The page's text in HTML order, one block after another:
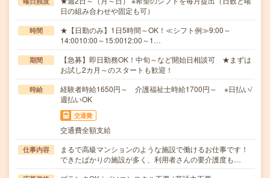
日の組み合わせや固定も可）
時間
★【日勤のみ】1日5時間～OK！≪シフト例≫9:00～
14:0010:00～15:0012:00～1…
期間
【急募】即日勤務OK！中旬～など開始日相談可 ★まずは
お試し2カ月～のスタートも歓迎！
時給
経験者時給1650円～ 介護福祉士時給1700円～ ※日払い/
週払いOK
交通費
交通費全額支給
仕事内容
まるで高級マンションのような施設で働けるお仕事です！
できたばかりの施設が多く、利用者さんの要介護度も…